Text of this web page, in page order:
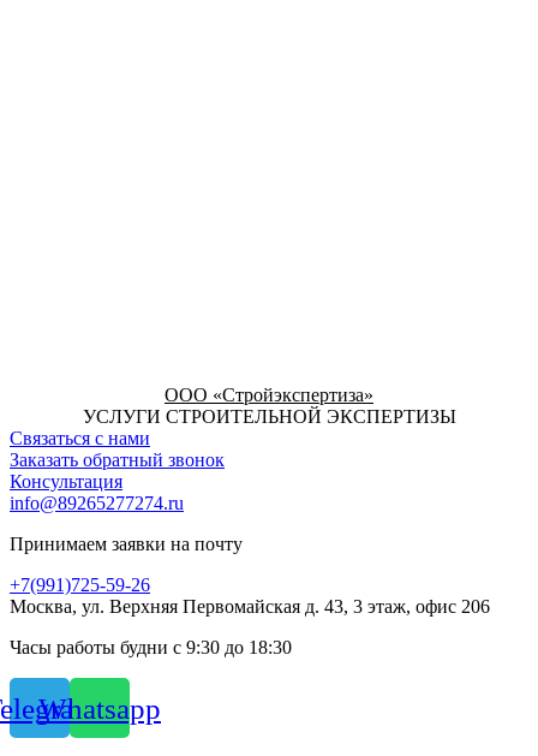
ООО «Стройэкспертиза»
УСЛУГИ СТРОИТЕЛЬНОЙ ЭКСПЕРТИЗЫ
Связаться с нами
Заказать обратный звонок
Консультация
info@89265277274.ru
Принимаем заявки на почту
+7(991)725-59-26
Москва, ул. Верхняя Первомайская д. 43, 3 этаж, офис 206
Часы работы будни с 9:30 до 18:30
Whatsapp